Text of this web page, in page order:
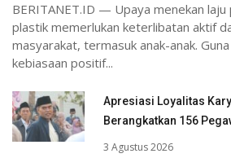
BERITANET.ID — Upaya menekan laju
plastik memerlukan keterlibatan aktif
masyarakat, termasuk anak-anak.
kebiasaan positif...
Apresiasi Loyalitas
Berangkatkan 156
3 Agustus 2026